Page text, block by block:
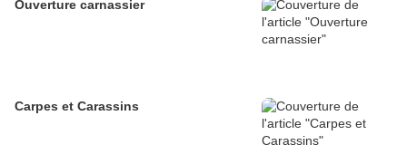
Ouverture carnassier
Carpes et Carassins